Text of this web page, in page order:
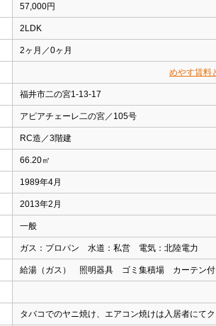
57,000円
2LDK
2ヶ月／0ヶ月
めやす賃料
福井市二の宮1-13-17
アピアチェーレ二の宮／105号
RC造／3階建
66.20㎡
1989年4月
2013年2月
一般
ガス：プロパン 水道：私営 電気：北陸電力
給湯（ガス） 照明器具 ゴミ集積場 カーテン付
タバコでのヤニ焼け、エアコン焼けは入居者にて